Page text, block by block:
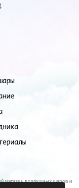
магазин воздушных шаров и